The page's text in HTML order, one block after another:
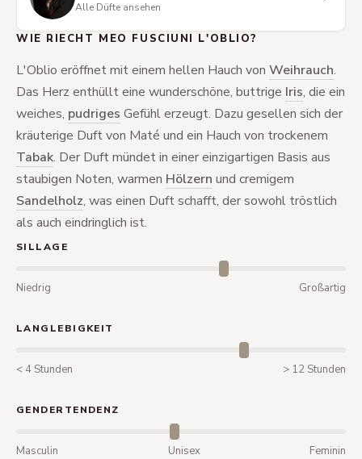
Alle Düfte ansehen
WIE RIECHT MEO FUSCIUNI L'OBLIO?
L'Oblio eröffnet mit einem hellen Hauch von Weihrauch.
Das Herz enthüllt eine wunderschöne, buttrige Iris, die ein
weiches, pudriges Gefühl erzeugt. Dazu gesellen sich der
kräuterige Duft von Maté und ein Hauch von trockenem
Tabak. Der Duft mündet in einer einzigartigen Basis aus
staubigen Noten, warmen Hölzern und cremigem
Sandelholz, was einen Duft schafft, der sowohl tröstlich
als auch eindringlich ist.
SILLAGE
Niedrig Großartig
LANGLEBIGKEIT
< 4 Stunden > 12 Stunden
GENDERTENDENZ
Masculin Unisex Feminin